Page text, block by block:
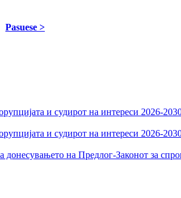
Pasuese >
и судирот на интереси 2026-
и судирот на интереси 2026-
на Предлог-Законот за